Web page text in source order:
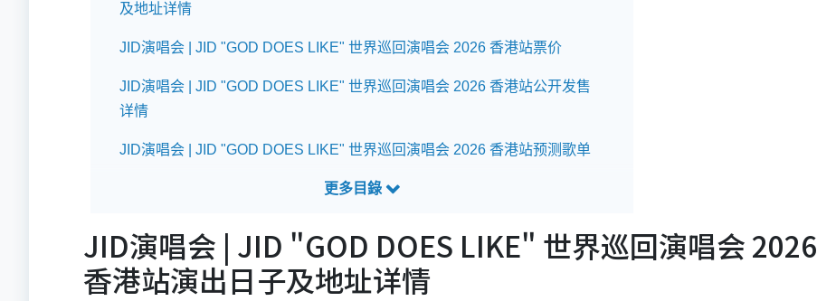
及地址详情
JID演唱会 | JID "GOD DOES LIKE" 世界巡回演唱会 2026 香港站票价
JID演唱会 | JID "GOD DOES LIKE" 世界巡回演唱会 2026 香港站公开发售
详情
JID演唱会 | JID "GOD DOES LIKE" 世界巡回演唱会 2026 香港站预测歌单
JID演唱会 | JID "GOD DOES LIKE" 世界巡回演唱会 2026
香港站演出日子及地址详情